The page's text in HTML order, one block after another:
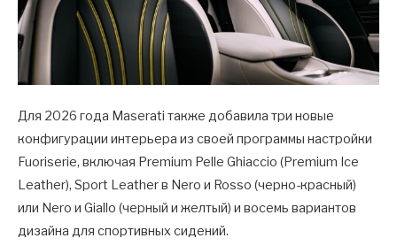
Для 2026 года Maserati также добавила три новые
конфигурации интерьера из своей программы настройки
Fuoriserie, включая Premium Pelle Ghiaccio (Premium Ice
Leather), Sport Leather в Nero и Rosso (черно-красный)
или Nero и Giallo (черный и желтый) и восемь вариантов
дизайна для спортивных сидений.